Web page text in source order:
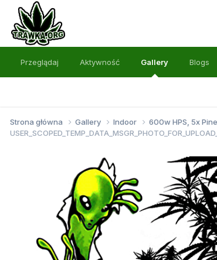
Przeglądaj Aktywność Gallery Blogs
Strona główna Gallery Indoor
600w HPS, 5x